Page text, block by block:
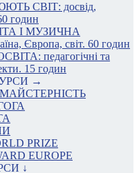
СВІТ: досвід,
годин
І МУЗИЧНА
Європа, світ. 60 годин
педагогічні та
15 годин
→
PRIZE
EUROPE
↓